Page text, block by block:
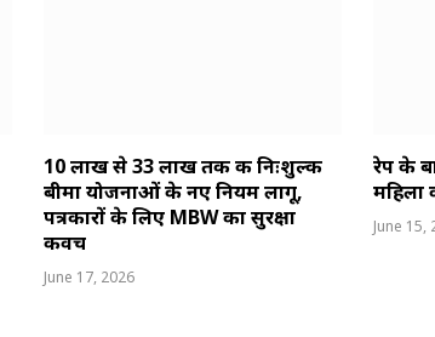
10 लाख से 33 लाख तक की निःशुल्क
बीमा योजनाओं के नए नियम लागू,
पत्रकारों के लिए MBW का सुरक्षा
कवच
June 17, 2026
रेप के
महिला
June 15,